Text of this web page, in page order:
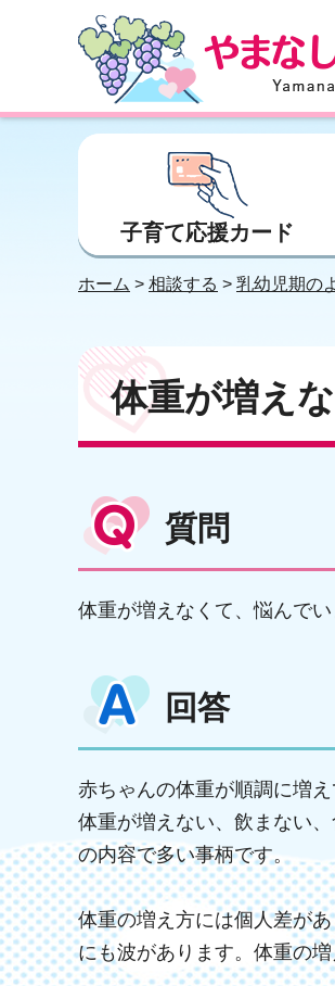
やまなし子育てネット
子育て応援カード
ホーム > 相談する > 乳幼児期の
体重が増え
質問
体重が増えなくて、悩んでい
回答
赤ちゃんの体重が順調に増
体重が増えない、飲まない
の内容で多い事柄です。
体重の増え方には個人差が
にも波があります。体重の